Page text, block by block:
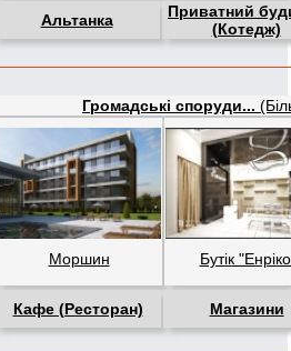
Альтанка
Приватний
(Котедж)
Громадські споруди...
Моршин Бутік
Кафе (Ресторан) Магазини